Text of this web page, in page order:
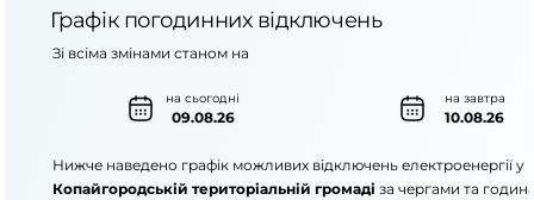
Графік погодинних відключень
на сьогодні
09.08.26
на завтра
10.08.26
Зі всіма змінами станом на
Нижче наведено графік можливих відключень електроенергії у
Копайгородській територіальній громаді за чергами та